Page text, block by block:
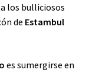
los bulliciosos
de Estambul
es sumergirse en